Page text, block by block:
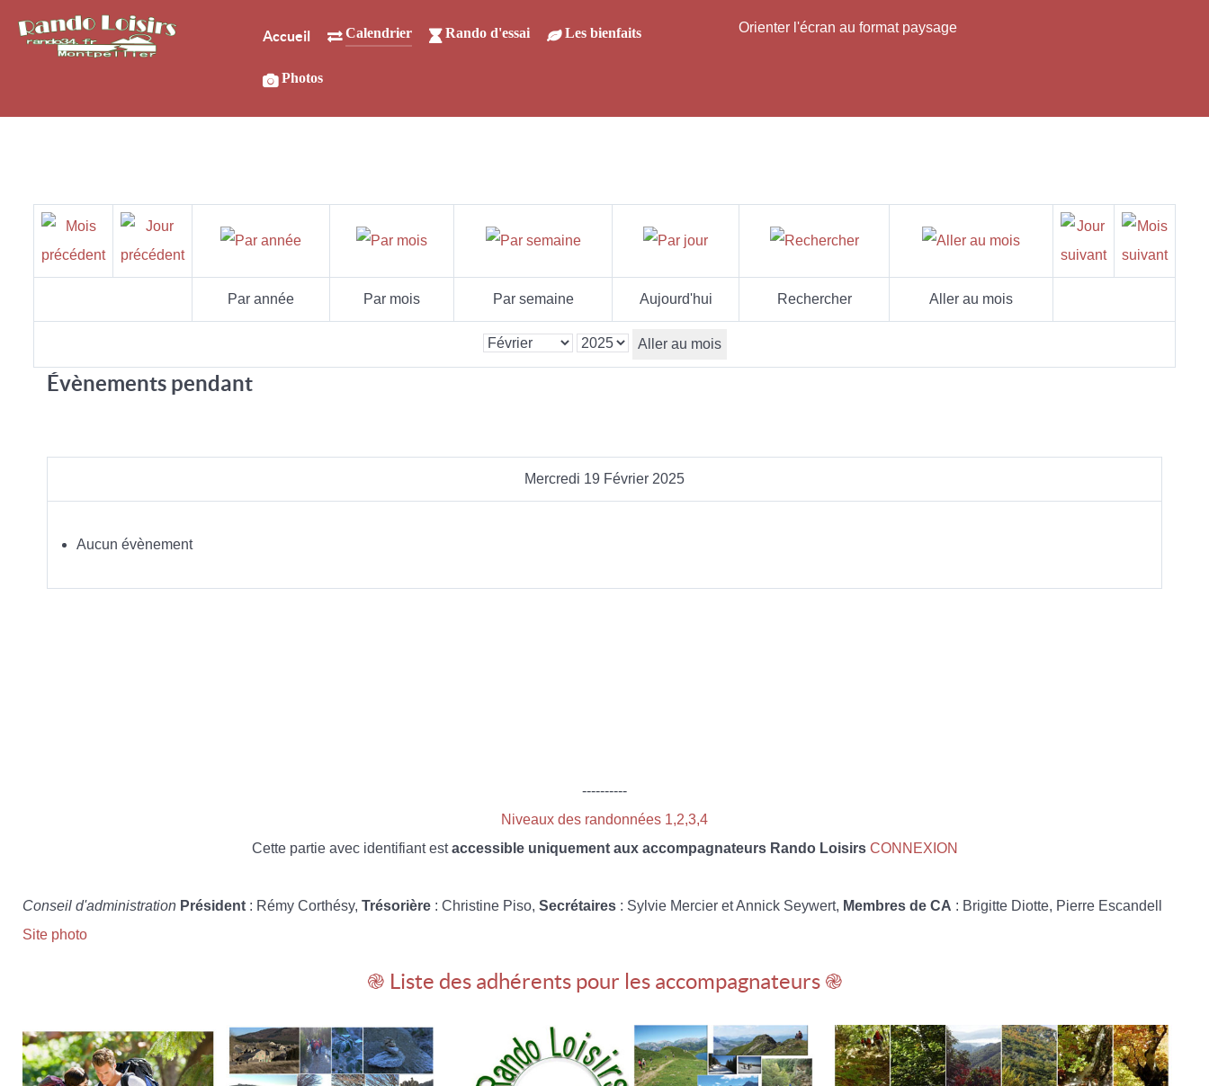
Accueil Calendrier Rando d'essai Les bienfaits
Photos
Orienter l'écran au format paysage
Par année Par mois Par semaine Aujourd'hui Rechercher Aller au mois
Aller au mois
Évènements pendant
Mercredi 19 Février 2025
Aucun évènement
----------
Niveaux des randonnées 1,2,3,4
Cette partie avec identifiant estaccessible uniquement aux accompagnateurs Rando Loisirs CONNEXION
Conseil d'administration Président : Rémy Corthésy, Trésorière : Christine Piso, Secrétaires : Sylvie Mercier et Annick Seywert, Membres de CA : Brigitte Diotte, Pierre Escandell
Site photo
֎ Liste des adhérents pour les accompagnateurs ֎